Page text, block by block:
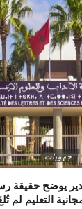
جهويات
يوضح حقيقة
التعليم لم